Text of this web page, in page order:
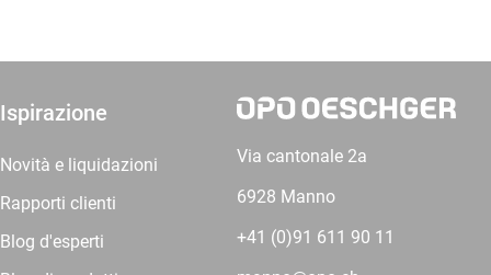
Ispirazione
Novità e liquidazioni
Rapporti clienti
Blog d'esperti
Via cantonale 2a
6928 Manno
+41 (0)91 611 90 11